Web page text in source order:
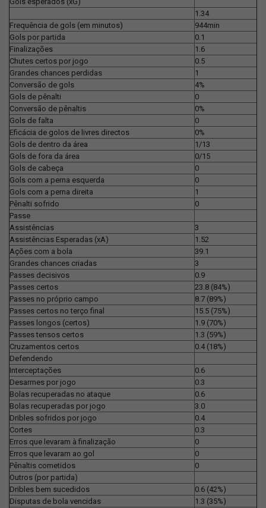
1.34
Frequência de gols (em minutos)
944min
Gols por partida
0.1
Finalizações
1.6
Chutes certos por jogo
0.5
Grandes chances perdidas
1
Conversão de gols
4%
Gols de pênalti
0
Conversão de pênaltis
0%
Gols de falta
0
Eficácia de golos de livres directos
0%
Gols de dentro da área
1/13
Gols de fora da área
0/15
Gols de cabeça
0
Gols com a perna esquerda
0
Gols com a perna direita
1
Pênalti sofrido
0
Passe
Assistências
3
Assistências Esperadas (xA)
1.52
Ações com a bola
39.1
Grandes chances criadas
3
Passes decisivos
0.9
Passes certos
23.8 (84%)
Passes no próprio campo
8.7 (89%)
Passes certos no terço final
15.5 (75%)
Passes longos (certos)
1.9 (70%)
Passes tensos certos
1.3 (59%)
Cruzamentos certos
0.4 (18%)
Defendendo
Interceptações
0.6
Desarmes por jogo
0.3
Bolas recuperadas no ataque
0.6
Bolas recuperadas por jogo
3.0
Dribles sofridos por jogo
0.4
Cortes
0.3
Erros que levaram à finalização
0
Erros que levaram ao gol
0
Pênaltis cometidos
0
Outros (por partida)
Dribles bem sucedidos
0.6 (42%)
Disputas de bola vencidas
1.3 (35%)